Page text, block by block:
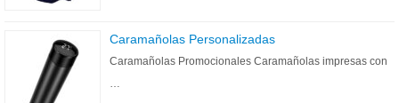
Caramañolas Personalizadas
Caramañolas Promocionales Caramañolas impresas con
…